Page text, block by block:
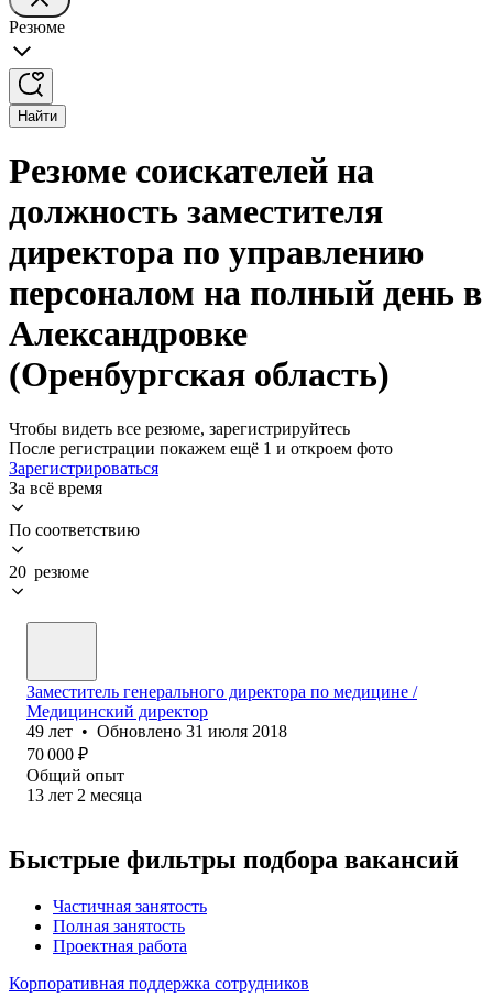
Резюме
Найти
Резюме соискателей на
должность заместителя
директора по управлению
персоналом на полный день в
Александровке
(Оренбургская область)
Чтобы видеть все резюме, зарегистрируйтесь
После регистрации покажем ещё 1 и откроем фото
Зарегистрироваться
За всё время
По соответствию
20 резюме
Заместитель генерального директора по медицине /
Медицинский директор
49 лет • Обновлено 31 июля 2018
70 000 ₽
Общий опыт
13 лет 2 месяца
Быстрые фильтры подбора вакансий
Частичная занятость
Полная занятость
Проектная работа
Корпоративная поддержка сотрудников